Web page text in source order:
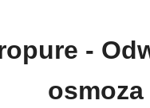
-
osmoza